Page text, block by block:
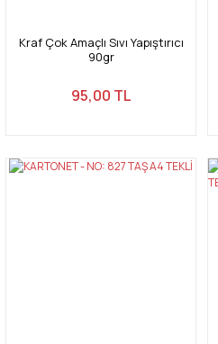
Kraf Çok Amaçlı Sıvı Yapıştırıcı
90gr
95,00 TL